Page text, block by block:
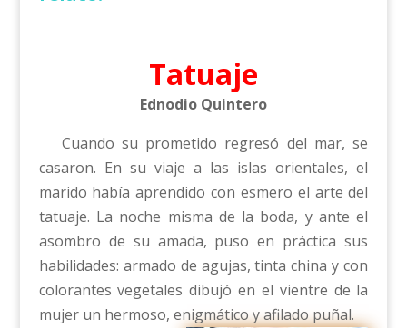
Tatuaje
Ednodio Quintero
Cuando su prometido regresó del mar, se
casaron. En su viaje a las islas orientales, el
marido había aprendido con esmero el arte del
tatuaje. La noche misma de la boda, y ante el
asombro de su amada, puso en práctica sus
habilidades: armado de agujas, tinta china y con
colorantes vegetales dibujó en el vientre de la
mujer un hermoso, enigmático y afilado puñal.